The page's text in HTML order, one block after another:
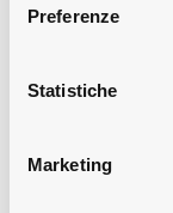
Preferenze
Statistiche
Marketing
Vendita da un